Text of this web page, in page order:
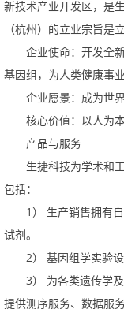
新技术产业开发区，是
（杭州）的立业宗旨是
企业使命：开发全
基因组，为人类健康事
企业愿景：成为世
核心价值：以人为
产品与服务
生捷科技为学术和
包括：
1 ）
生产销售拥有
试剂。
2） 基因组学实验设
3）
为各类遗传学
提供测序服务、数据服